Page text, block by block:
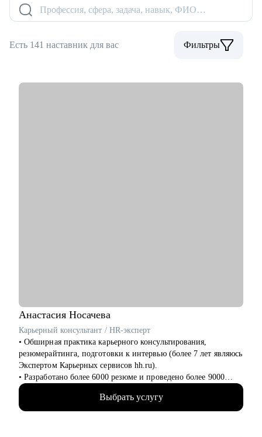
Профессия, сфера, задача, навык, ФИО…
Есть 141 наставник для вас Фильтры
Анастасия Носачева
Карьерный консультант / HR-эксперт
• Обширная практика карьерного консультирования,
резюмерайтинга, подготовки к интервью (более 7 лет являюсь
Экспертом Карьерных сервисов hh.ru).
• Разработано более 6000 резюме и проведено более 9000
часов консультаций для специалистов всех уровней (от
начинающего специалиста до руководителя высшего звена).
• Более 10 лет опыта работы в HR, включая федеральные ИТ-
Выбрать услугу